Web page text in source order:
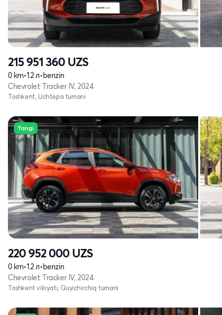
215 951 360 UZS
0 km•1.2 л•benzin
Chevrolet Tracker IV, 2024
Toshkent, Uchtepa tumani
Yangi
220 952 000 UZS
0 km•1.2 л•benzin
Chevrolet Tracker IV, 2024
Toshkent viloyati, Quyichirchiq tumani